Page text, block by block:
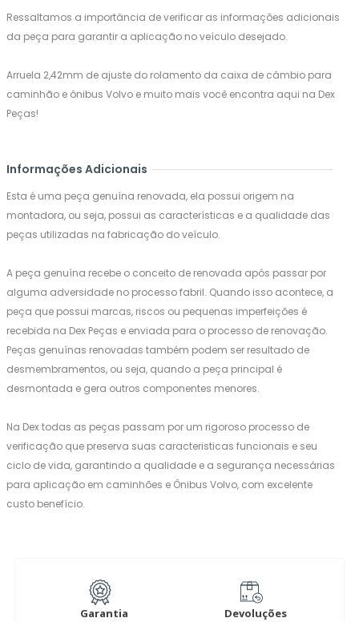
Ressaltamos a importância de verificar as informações adicionais
da peça para garantir a aplicação no veículo desejado.
Arruela 2,42mm de ajuste do rolamento da caixa de câmbio para
caminhão e ônibus Volvo e muito mais você encontra aqui na Dex
Peças!
Informações Adicionais
Esta é uma peça genuína renovada, ela possui origem na
montadora, ou seja, possui as características e a qualidade das
peças utilizadas na fabricação do veículo.
A peça genuína recebe o conceito de renovada após passar por
alguma adversidade no processo fabril. Quando isso acontece, a
peça que possui marcas, riscos ou pequenas imperfeições é
recebida na Dex Peças e enviada para o processo de renovação.
Peças genuínas renovadas também podem ser resultado de
desmembramentos, ou seja, quando a peça principal é
desmontada e gera outros componentes menores.
Na Dex todas as peças passam por um rigoroso processo de
verificação que preserva suas caracteristicas funcionais e seu
ciclo de vida, garantindo a qualidade e a segurança necessárias
para aplicação em caminhões e Ônibus Volvo, com excelente
custo benefício.
Garantia
Devoluções